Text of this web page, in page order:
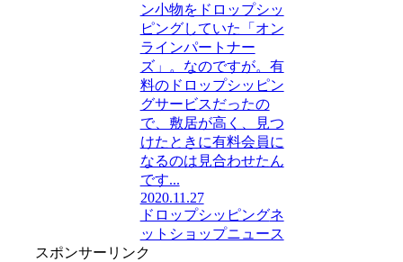
ン小物をドロップシッ
ピングしていた「オン
ラインパートナー
ズ」。なのですが。有
料のドロップシッピン
グサービスだったの
で、敷居が高く、見つ
けたときに有料会員に
なるのは見合わせたん
です...
2020.11.27
ドロップシッピングネ
ットショップニュース
スポンサーリンク